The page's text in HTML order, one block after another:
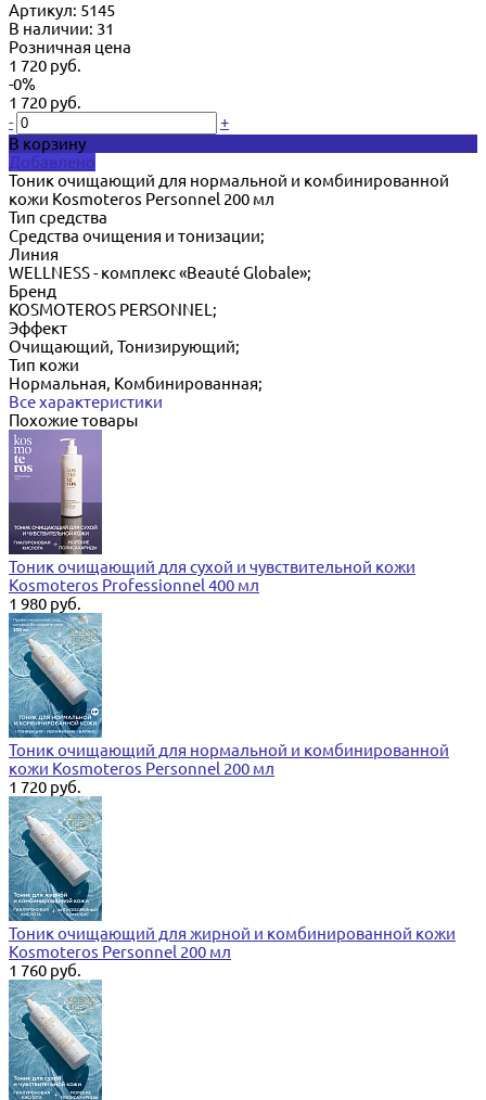
Артикул: 5145
В наличии: 31
Розничная цена
1 720 руб.
-0%
1 720 руб.
-
+
В корзину
Добавлено
Тоник очищающий для нормальной и комбинированной
кожи Kosmoteros Personnel 200 мл
Тип средства
Cредства очищения и тонизации;
Линия
WELLNESS - комплекс «Beauté Globale»;
Бренд
KOSMOTEROS PERSONNEL;
Эффект
Очищающий, Тонизирующий;
Тип кожи
Нормальная, Комбинированная;
Все характеристики
Похожие товары
Тоник очищающий для сухой и чувствительной кожи
Kosmoteros Professionnel 400 мл
1 980 руб.
Тоник очищающий для нормальной и комбинированной
кожи Kosmoteros Personnel 200 мл
1 720 руб.
Тоник очищающий для жирной и комбинированной кожи
Kosmoteros Personnel 200 мл
1 760 руб.